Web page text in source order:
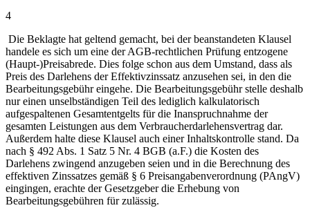
4
Die Beklagte hat geltend gemacht, bei der beanstandeten Klausel
handele es sich um eine der AGB-rechtlichen Prüfung entzogene
(Haupt-)Preisabrede. Dies folge schon aus dem Umstand, dass als
Preis des Darlehens der Effektivzinssatz anzusehen sei, in den die
Bearbeitungsgebühr eingehe. Die Bearbeitungsgebühr stelle deshalb
nur einen unselbständigen Teil des lediglich kalkulatorisch
aufgespaltenen Gesamtentgelts für die Inanspruchnahme der
gesamten Leistungen aus dem Verbraucherdarlehensvertrag dar.
Außerdem halte diese Klausel auch einer Inhaltskontrolle stand. Da
nach § 492 Abs. 1 Satz 5 Nr. 4 BGB (a.F.) die Kosten des
Darlehens zwingend anzugeben seien und in die Berechnung des
effektiven Zinssatzes gemäß § 6 Preisangabenverordnung (PAngV)
eingingen, erachte der Gesetzgeber die Erhebung von
Bearbeitungsgebühren für zulässig.